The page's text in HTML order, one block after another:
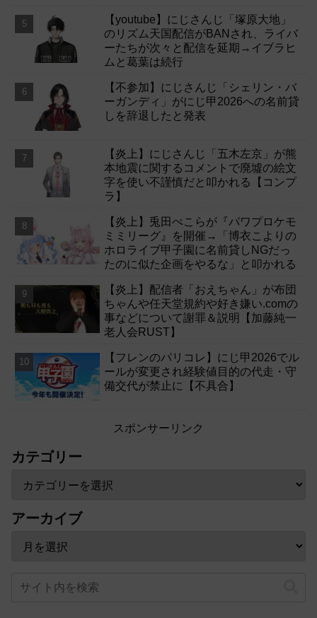
【youtube】にじさんじ「塚原大地」
のリズム天国配信がBANされ、ライバ
ーたちが次々と配信を延期→イブラヒ
ムと葛葉は続行
【不参加】にじさんじ「シェリン・バ
ーガンディ」がにじ甲2026への名前貸
しを辞退したと発表
【炎上】にじさんじ「五木左京」が熊
本地震に関するコメントで廃墟の絵文
字を使い不謹慎だと叩かれる【コンプ
ラ】
【炎上】兎田ぺこらが『パワプロケモ
ミミリーグ』を開催→「博衣こよりの
ホロライブ甲子園に名前貸しNGだっ
たのに似た企画をやるな」と叩かれる
【炎上】配信者「おえちゃん」が布団
ちゃんや任天堂規約や好き嫌い.comの
事などについて謝罪＆説明【加藤純一
老人会RUST】
【フレンのパリコレ】にじ甲2026でル
ールが変更され経験値目的の代走・守
備交代が禁止に【不具合】
スポンサーリンク